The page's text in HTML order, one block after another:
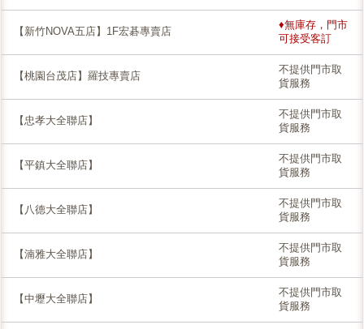
【新竹NOVA五店】1F宏碁專賣店
♦無庫存，門市
可接受客訂
【桃園台茂店】羅技專賣店
不提供門市取
貨服務
【忠孝大全聯店】
不提供門市取
貨服務
【平鎮大全聯店】
不提供門市取
貨服務
【八德大全聯店】
不提供門市取
貨服務
【湳雅大全聯店】
不提供門市取
貨服務
【中壢大全聯店】
不提供門市取
貨服務